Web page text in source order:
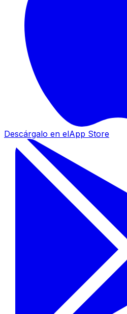
Descárgalo en elApp Store